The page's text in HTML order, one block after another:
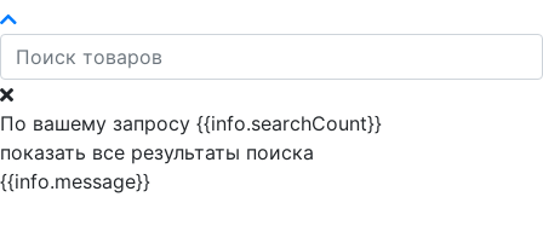
По вашему запросу {{info.searchCount}}
показать все результаты поиска
{{info.message}}